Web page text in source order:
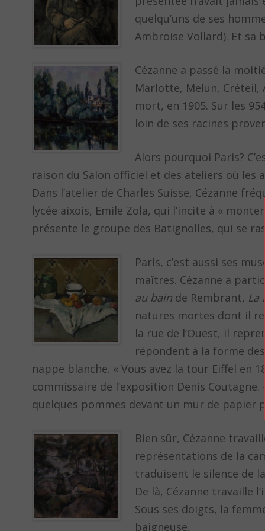
quelqu’uns de ses
Ambroise Vollard). Et sa
Cézanne a passé la
Marlotte, Melun, Créteil,
mort, en 1905. Sur les
loin de ses racines
Alors pourquoi Paris?
raison du Salon officiel et des ateliers où
Dans l’atelier de Charles Suisse, Cézanne
lycée aixois, Emile Zola, qui l’incite à «
présente le groupe des Batignolles, qui se
Paris, c’est aussi ses
maîtres. Cézanne a
au bain de Rembrant, La
natures mortes dont il
la rue de l’Ouest, il
répondent à la forme
nappe blanche. « Vous avez la tour Eiffel en
commissaire de l’exposition Denis
quelques pommes devant un mur de papier
Bien sûr, Cézanne
représentations de la
traduisent le silence de
De là, Cézanne travaille
Sous ses doigts, la
baigneuse.